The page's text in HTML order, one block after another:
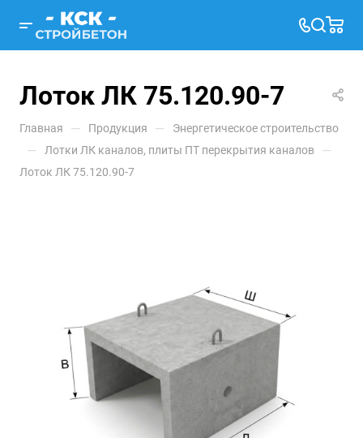
Лоток ЛК 75.120.90-7
Главная — Продукция — Энергетическое строительство
— Лотки ЛК каналов, плиты ПТ перекрытия каналов —
Лоток ЛК 75.120.90-7